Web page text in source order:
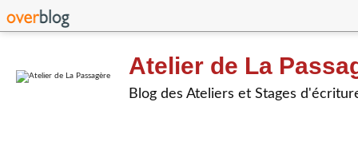
Atelier de La
Blog des Ateliers et Stages